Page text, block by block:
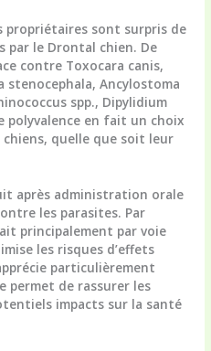
propriétaires sont surpris de
par le Drontal chien. De
contre Toxocara canis,
stenocephala, Ancylostoma
spp., Dipylidium
polyvalence en fait un choix
quelle que soit leur
après administration orale
les parasites. Par
principalement par voie
les risques d’effets
particulièrement
permet de rassurer les
impacts sur la santé